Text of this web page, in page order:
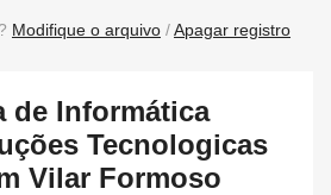
Modifique o arquivo /Apagar registro
de Informática
Tecnologicas
Vilar Formoso